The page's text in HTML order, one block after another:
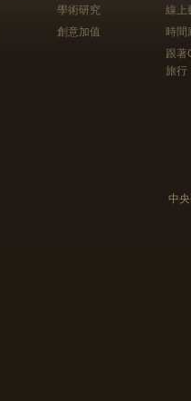
學術研究
創意加值
線上
時間
跟
旅行
中